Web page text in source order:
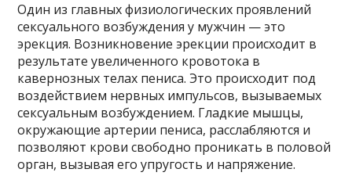
Один из главных физиологических проявлений
сексуального возбуждения у мужчин — это
эрекция. Возникновение эрекции происходит в
результате увеличенного кровотока в
кавернозных телах пениса. Это происходит под
воздействием нервных импульсов, вызываемых
сексуальным возбуждением. Гладкие мышцы,
окружающие артерии пениса, расслабляются и
позволяют крови свободно проникать в половой
орган, вызывая его упругость и напряжение.